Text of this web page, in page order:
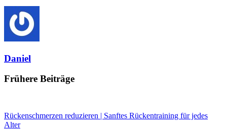
Daniel
Frühere Beiträge
Rückenschmerzen reduzieren | Sanftes Rückentraining für jedes
Alter